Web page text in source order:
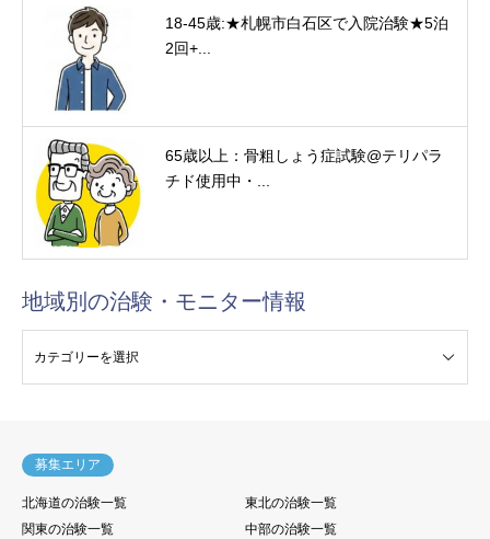
18-45歳:★札幌市白石区で入院治験★5泊
2回+...
65歳以上：骨粗しょう症試験@テリパラ
チド使用中・...
地域別の治験・モニター情報
募集エリア
北海道の治験一覧
東北の治験一覧
関東の治験一覧
中部の治験一覧